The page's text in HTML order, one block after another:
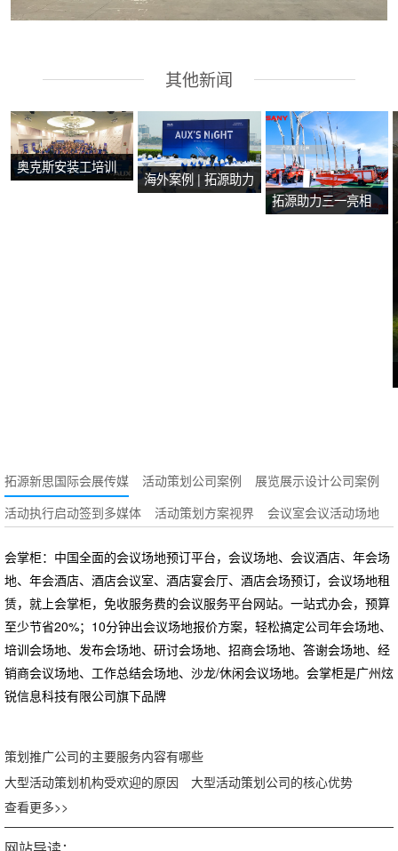
其他新闻
奥克斯安装工培训
海外案例 | 拓源助力
拓源助力三一亮相
拓源新思国际会展传媒 活动策划公司案例
展览展示设计公司案例
活动执行启动签到多媒体
活动策划方案视界 会议室会议活动场地
会掌柜：中国全面的会议场地预订平台，会议场地、会议酒店、年会场
地、年会酒店、酒店会议室、酒店宴会厅、酒店会场预订，会议场地租
赁，就上会掌柜，免收服务费的会议服务平台网站。一站式办会，预算
至少节省20%；10分钟出会议场地报价方案，轻松搞定公司年会场地、
培训会场地、发布会场地、研讨会场地、招商会场地、答谢会场地、经
销商会议场地、工作总结会场地、沙龙/休闲会议场地。会掌柜是广州炫
锐信息科技有限公司旗下品牌
策划推广公司的主要服务内容有哪些
大型活动策划机构受欢迎的原因
大型活动策划公司的核心优势
查看更多>>